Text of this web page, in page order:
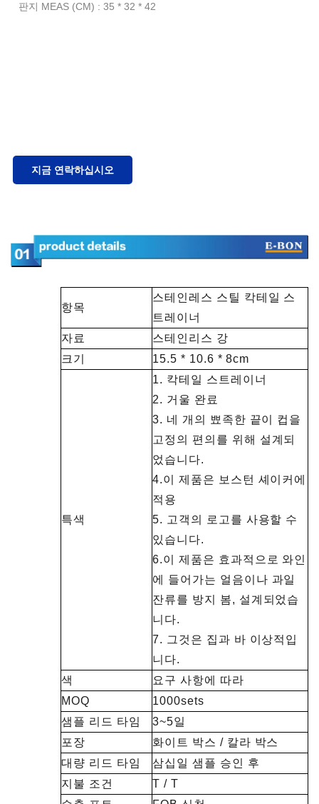
판지 MEAS (CM) : 35 * 32 * 42
지금 연락하십시오
항목
스테인레스 스틸 칵테일 스
트레이너
자료
스테인리스 강
크기
15.5 * 10.6 * 8cm
특색
1. 칵테일 스트레이너
2. 거울 완료
3. 네 개의 뾰족한 끝이 컵을
고정의 편의를 위해 설계되
었습니다.
4.이 제품은 보스턴 셰이커에
적용
5. 고객의 로고를 사용할 수
있습니다.
6.이 제품은 효과적으로 와인
에 들어가는 얼음이나 과일
잔류를 방지 봄, 설계되었습
니다.
7. 그것은 집과 바 이상적입
니다.
색
요구 사항에 따라
MOQ
1000sets
샘플 리드 타임
3~5일
포장
화이트 박스 / 칼라 박스
대량 리드 타임
삼십일 샘플 승인 후
지불 조건
T / T